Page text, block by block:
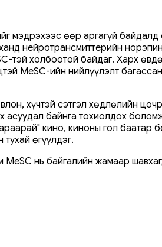
мэдрэхээс өөр аргагүй
нейротрансмиттерийн
тэй холбоотой байдаг. Харх
MeSC-ийн нийлүүлэлт
хүчтэй сэтгэл хөдлөлийн
асуудал байнга тохиолдох
кино, киноны гол баатар
өгүүлдэг.
нь байгалийн жамаар